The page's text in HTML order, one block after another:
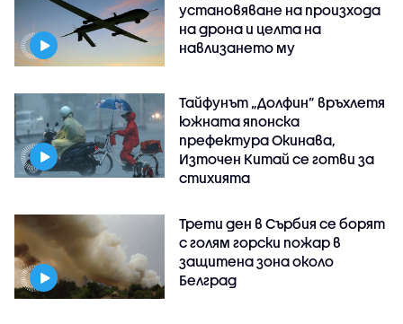
установяване на произхода
на дрона и целта на
навлизането му
Тайфунът „Долфин” връхлетя
южната японска
префектура Окинава,
Източен Китай се готви за
стихията
Трети ден в Сърбия се борят
с голям горски пожар в
защитена зона около
Белград